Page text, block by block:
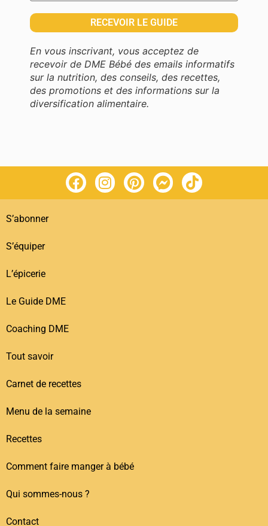
En vous inscrivant, vous acceptez de
recevoir de DME Bébé des emails informatifs
sur la nutrition, des conseils, des recettes,
des promotions et des informations sur la
diversification alimentaire.
S’abonner
S’équiper
L’épicerie
Le Guide DME
Coaching DME
Tout savoir
Carnet de recettes
Menu de la semaine
Recettes
Comment faire manger à bébé
Qui sommes-nous ?
Contact